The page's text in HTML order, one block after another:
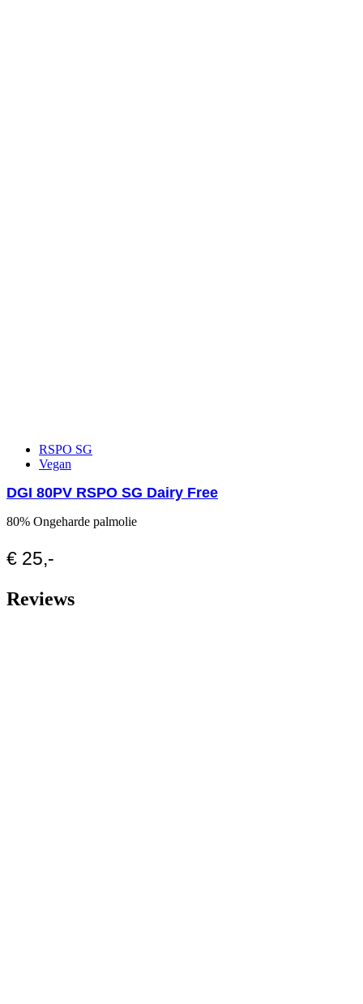
RSPO SG
Vegan
DGI 80PV RSPO SG Dairy Free
80% Ongeharde palmolie
€ 25,-
Reviews